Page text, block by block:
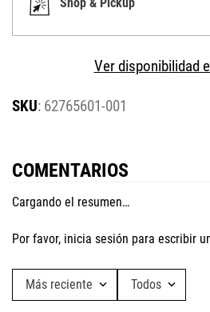
Ver disponibilidad
: 62765601-001
COMENTARIOS
Cargando el resumen…
Por favor, inicia sesión para escribir
Más reciente Todos